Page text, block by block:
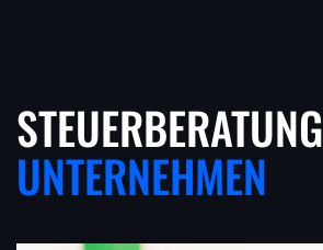
STEUERBERATUNG
UNTERNEHMEN